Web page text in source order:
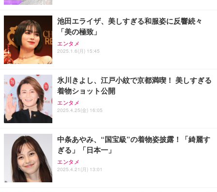
務用 おしゃれ パソコンチェア (ホワイト)
ANDWINT オフィスチェア デスクチェア 肘なし メ
ッシュ 通気性 ランバーサポート付き 腰サポート ガ
ス圧無段階昇降 360度回転 キャスター付き コンパク
【MiniLED/24.5inch/280Hz/FHD】GRAPHT THE S
HOOTER Gaming Monitor 24” Essential ゲーミン
グモニター QD 24.5インチ 1ms FHD 量子ドット 残
アイリスオーヤマ ペットシーツ 超厚型 お徳用 レギ
ュラー 200枚入【Amazon.co.jp限定】
池田エライザ、美しすぎる和服姿に反響続々
「美の極致」
エンタメ
2025.1.6(月) 15:45
氷川きよし、江戸小紋で京都満喫！ 美しすぎる
着物ショット公開
エンタメ
2025.4.25(金) 16:05
中条あやみ、“国宝級”の着物姿披露！「綺麗す
ぎる」「日本一」
エンタメ
2025.4.21(月) 13:01